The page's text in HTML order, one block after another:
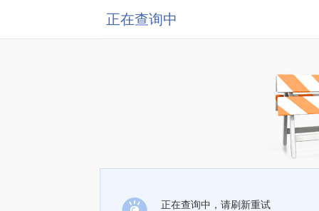
正在查询中
正在查询中，请刷新重试